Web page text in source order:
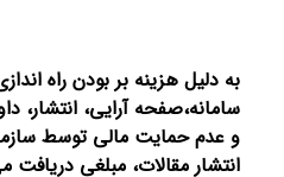
به دلیل هزینه بر بودن راه
سامانه،صفحه آرایی، انتشار،
و عدم حمایت مالی توسط
انتشار مقالات، مبلغی دریافت